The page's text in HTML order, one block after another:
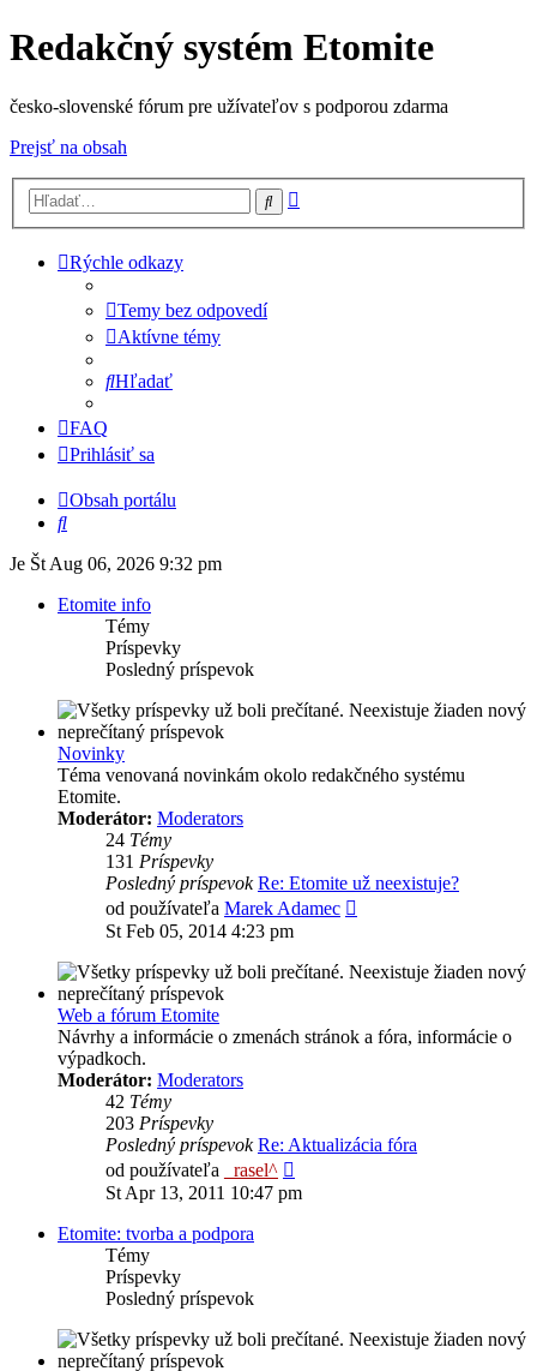
Redakčný systém Etomite
česko-slovenské fórum pre užívateľov s podporou zdarma
Prejsť na obsah
Hľadať
Rýchle odkazy
Temy bez odpovedí
Aktívne témy
Hľadať
FAQ
Prihlásiť sa
Obsah portálu
Hľadať
Je Št Aug 06, 2026 9:32 pm
Etomite info
Témy
Príspevky
Posledný príspevok
Novinky
Téma venovaná novinkám okolo redakčného systému
Etomite.
Moderátor: Moderators
24 Témy
131 Príspevky
Posledný príspevok Re: Etomite už neexistuje?
od používateľa Marek Adamec
St Feb 05, 2014 4:23 pm
Web a fórum Etomite
Návrhy a informácie o zmenách stránok a fóra, informácie o
výpadkoch.
Moderátor: Moderators
42 Témy
203 Príspevky
Posledný príspevok Re: Aktualizácia fóra
od používateľa
_rasel^
posledný
St Apr 13, 2011 10:47 pm
Etomite: tvorba a podpora
Témy
Príspevky
Posledný príspevok